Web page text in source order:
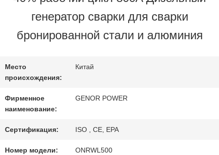
ПРОВЕРКА
СВЯЖИТЕСЬ
МЫ
СПРОСИТЕ
генератор сварки для сварки
бронированной стали и алюминия
Место
происхождения:
Китай
Фирменное
наименование:
GENOR POWER
Сертификация: ISO , CE, EPA
Номер модели: ONRWL500